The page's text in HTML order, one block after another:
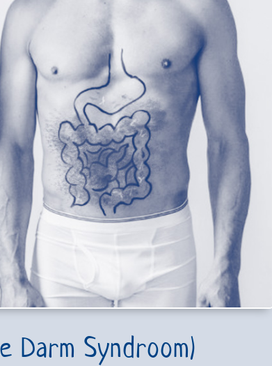
Darm Syndroom)